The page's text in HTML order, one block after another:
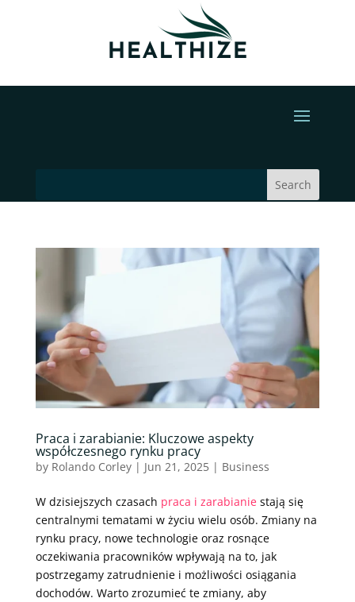
Praca i zarabianie: Kluczowe aspekty
współczesnego rynku pracy
by Rolando Corley| Jun 21, 2025| Business
W dzisiejszych czasach praca i zarabianiestają się
centralnymi tematami w życiu wielu osób. Zmiany na
rynku pracy, nowe technologie oraz rosnące
oczekiwania pracowników wpływają na to, jak
postrzegamy zatrudnienie i możliwości osiągania
dochodów. Warto zrozumieć te zmiany, aby